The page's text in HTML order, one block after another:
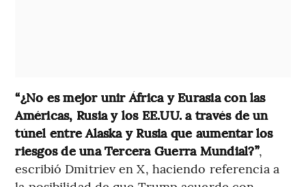
“¿No es mejor unir África y Eurasia con las
Américas, Rusia y los EE.UU. a través de un
túnel entre Alaska y Rusia que aumentar los
riesgos de una Tercera Guerra Mundial?”,
escribió Dmitriev en X, haciendo referencia a